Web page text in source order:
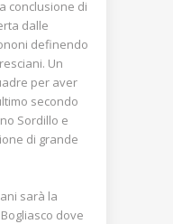
conclusione di
dalle
definendo
Un
per aver
secondo
Sordillo e
di grande
sarà la
dove